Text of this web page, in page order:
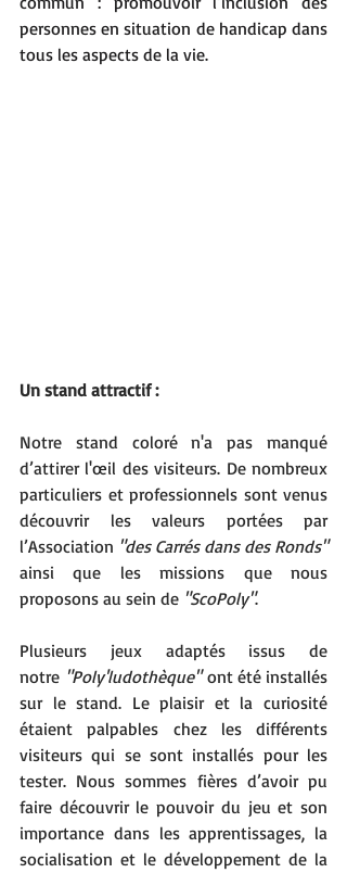
personnes en situation de handicap dans
tous les aspects de la vie.
Un stand attractif :
Notre stand coloré n'a pas manqué
d’attirer l'œil des visiteurs. De nombreux
particuliers et professionnels sont venus
découvrir les valeurs portées par
l’Association "des Carrés dans des Ronds"
ainsi que les missions que nous
proposons au sein de "ScoPoly".
Plusieurs jeux adaptés issus de
notre "Poly'ludothèque" ont été installés
sur le stand. Le plaisir et la curiosité
étaient palpables chez les différents
visiteurs qui se sont installés pour les
tester. Nous sommes fières d’avoir pu
faire découvrir le pouvoir du jeu et son
importance dans les apprentissages, la
socialisation et le développement de la